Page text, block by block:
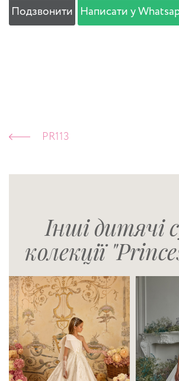
Подзвонити Написати у
PR113
Інші дитячі
колекції